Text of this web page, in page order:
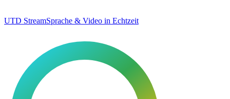
UTD StreamSprache & Video in Echtzeit